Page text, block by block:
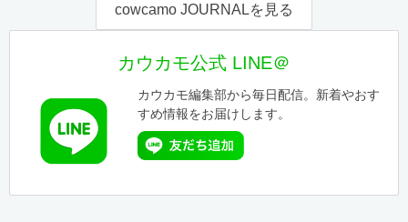
cowcamo JOURNALを見る
カウカモ公式 LINE＠
カウカモ編集部から毎日配信。新着やおす
すめ情報をお届けします。